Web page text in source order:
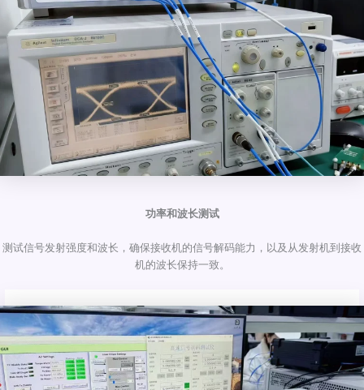
功率和波长测试
测试信号发射强度和波长，确保接收机的信号解码能力，以及从发射机到接收
机的波长保持一致。